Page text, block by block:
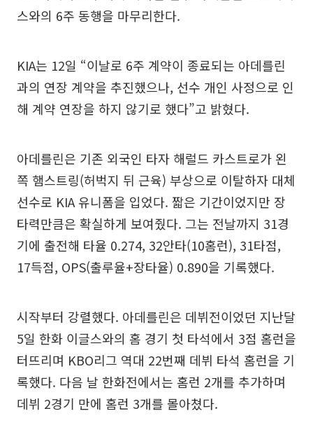
스와의 6주 동행을 마무리한다.
KIA는 12일 “이날로 6주 계약이 종료되는 아데를린
과의 연장 계약을 추진했으나, 선수 개인 사정으로 인
해 계약 연장을 하지 않기로 했다”고 밝혔다.
아데를린은 기존 외국인 타자 해럴드 카스트로가 왼
쪽 햄스트링(허벅지 뒤 근육) 부상으로 이탈하자 대체
선수로 KIA 유니폼을 입었다. 짧은 기간이었지만 장
타력만큼은 확실하게 보여줬다. 그는 전날까지 31경
기에 출전해 타율 0.274, 32안타(10홈런), 31타점,
17득점, OPS(출루율+장타율) 0.890을 기록했다.
시작부터 강렬했다. 아데를린은 데뷔전이었던 지난달
5일 한화 이글스와의 홈 경기 첫 타석에서 3점 홈런을
터뜨리며 KBO리그 역대 22번째 데뷔 타석 홈런을 기
록했다. 다음 날 한화전에서는 홈런 2개를 추가하며
데뷔 2경기 만에 홈런 3개를 몰아쳤다.